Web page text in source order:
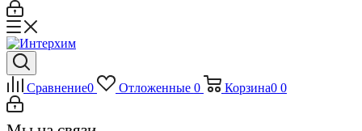
Сравнение0 Отложенные 0 Корзина0 0